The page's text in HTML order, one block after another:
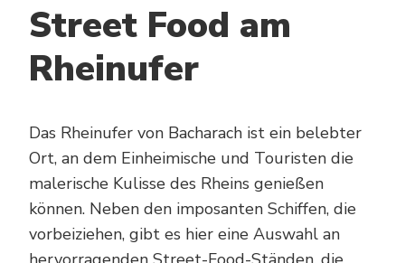
Street Food am
Rheinufer
Das Rheinufer von Bacharach ist ein belebter
Ort, an dem Einheimische und Touristen die
malerische Kulisse des Rheins genießen
können. Neben den imposanten Schiffen, die
vorbeiziehen, gibt es hier eine Auswahl an